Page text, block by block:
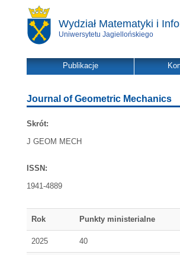
Wydział Matematyki i
Uniwersytetu Jagiellońskiego
Publikacje
Journal of Geometric Mechanics
Skrót:
J GEOM MECH
ISSN:
1941-4889
Rok Punkty ministerialne
2025 40